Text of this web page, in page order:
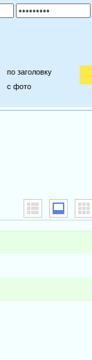
по заголовку
c фото